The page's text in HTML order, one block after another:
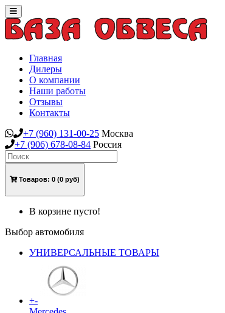
Toggle
navigation
Главная
Дилеры
О компании
Наши работы
Отзывы
Контакты
+7 (960) 131-00-25 Москва
+7 (906) 678-08-84 Россия
Товаров: 0 (0 руб)
В корзине пусто!
Выбор автомобиля
УНИВЕРСАЛЬНЫЕ ТОВАРЫ
+-